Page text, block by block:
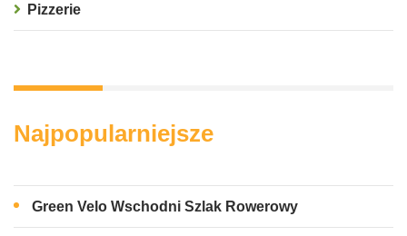
Pizzerie
Najpopularniejsze
Green Velo Wschodni Szlak Rowerowy